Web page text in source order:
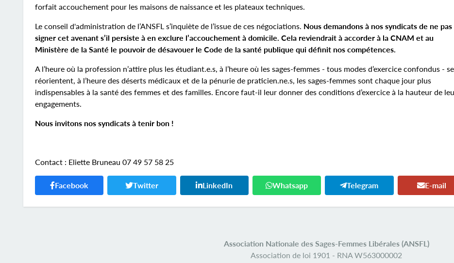
forfait accouchement pour les maisons de naissance et les plateaux techniques.
Le conseil d'administration de l’ANSFL s’inquiète de l’issue de ces négociations. Nous demandons à nos syndicats de ne pas
signer cet avenant s’il persiste à en exclure l’accouchement à domicile. Cela reviendrait à accorder à la CNAM et au
Ministère de la Santé le pouvoir de désavouer le Code de la santé publique qui définit nos compétences.
A l’heure où la profession n’attire plus les étudiant.e.s, à l’heure où les sages-femmes - tous modes d’exercice confondus - se
réorientent, à l’heure des déserts médicaux et de la pénurie de praticien.ne.s, les sages-femmes sont chaque jour plus
indispensables à la santé des femmes et des familles. Encore faut-il leur donner des conditions d’exercice à la hauteur de
engagements.
Nous invitons nos syndicats à tenir bon !
Contact : Eliette Bruneau 07 49 57 58 25
Facebook Twitter LinkedIn Whatsapp Telegram E-mail
Association Nationale des Sages-Femmes Libérales (ANSFL)
Association de loi 1901 - RNA W563000002